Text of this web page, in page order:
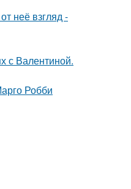
неё взгляд -
с Валентиной.
Робби